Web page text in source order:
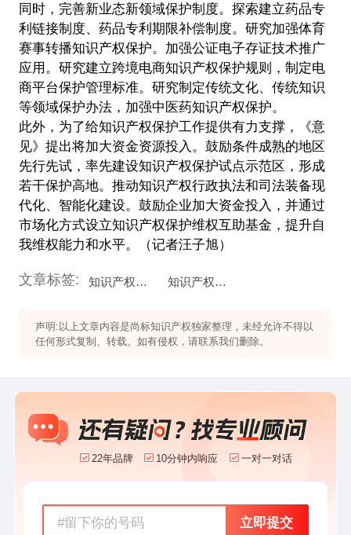
同时，完善新业态新领域保护制度。探索建立药品专
利链接制度、药品专利期限补偿制度。研究加强体育
赛事转播知识产权保护。加强公证电子存证技术推广
应用。研究建立跨境电商知识产权保护规则，制定电
商平台保护管理标准。研究制定传统文化、传统知识
等领域保护办法，加强中医药知识产权保护。
此外，为了给知识产权保护工作提供有力支撑，《意
见》提出将加大资金资源投入。鼓励条件成熟的地区
先行先试，率先建设知识产权保护试点示范区，形成
若干保护高地。推动知识产权行政执法和司法装备现
代化、智能化建设。鼓励企业加大资金投入，并通过
市场化方式设立知识产权保护维权互助基金，提升自
我维权能力和水平。（记者汪子旭）
文章标签: 知识产权保护 知识产权交易
声明:以上文章内容是尚标知识产权独家整理，未经允许不得以
任何形式复制、转载。如有侵权，请联系我们删除。
22年品牌 10分钟内响应 一对一对话
立即提交